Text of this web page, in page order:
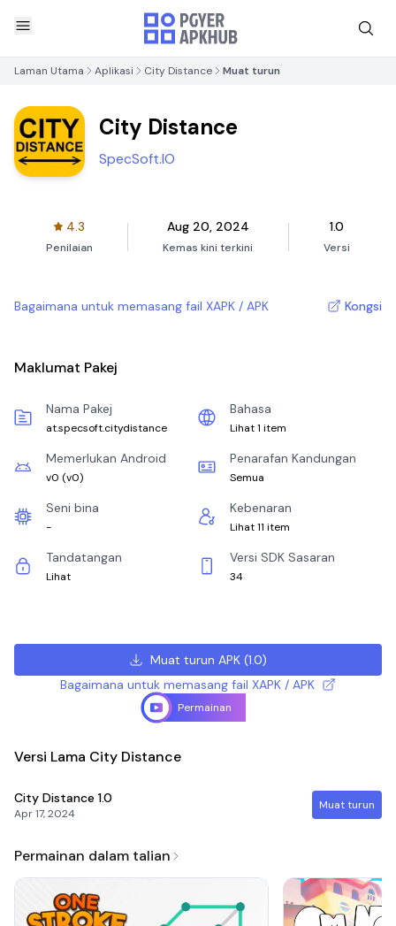
Laman Utama Aplikasi City Distance Muat turun
City Distance
SpecSoft.IO
4.3
Penilaian
Aug 20, 2024
Kemas kini terkini
1.0
Versi
Bagaimana untuk memasang fail XAPK / APK Kongsi
Maklumat Pakej
Nama Pakej
at.specsoft.citydistance
Bahasa
Lihat 1 item
Memerlukan Android
v0 (v0)
Penarafan Kandungan
Semua
Seni bina
-
Kebenaran
Lihat 11 item
Tandatangan
Lihat
Versi SDK Sasaran
34
Muat turun APK(1.0)
Bagaimana untuk memasang fail XAPK / APK
Permainan
Versi Lama City Distance
City Distance 1.0
Apr 17, 2024
Muat turun
Permainan dalam talian